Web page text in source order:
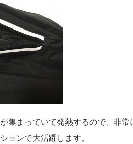
集まっていて発熱するので、非
ョンで大活躍します。